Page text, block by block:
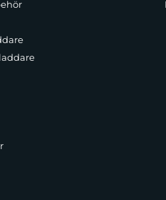
kan du enkelt ladda din
ger enkel åtkomst till
laddare, är allt inom räckhåll.